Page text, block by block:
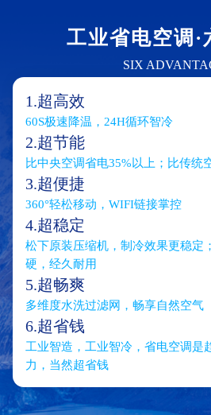
工业省电空调·
SIX
1.超高效
60S极速降温，24H循环智冷
2.超节能
比中央空调省电35%以上；比传统
3.超便捷
360°轻松移动，WIFI链接掌控
4.超稳定
松下原装压缩机，制冷效果更稳定
硬，经久耐用
5.超畅爽
多维度水洗过滤网，畅享自然空气
6.超省钱
工业智造，工业智冷，省电空调是
力，当然超省钱